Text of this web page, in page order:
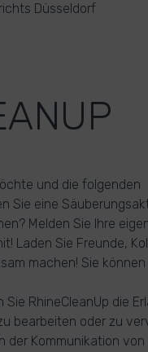
Düsseldorf
und die folgenden
Sie eine
Melden Sie Ihre
Laden Sie Freunde,
machen! Sie
RhineCleanUp die
bearbeiten oder zu
der Kommunikation von